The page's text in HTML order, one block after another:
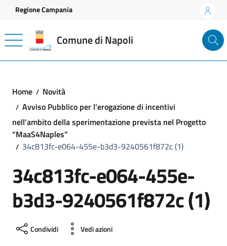
Vai ai contenuti
Vai al footer
Regione Campania
Comune di Napoli
Home
Novità
Avviso Pubblico per l’erogazione di incentivi
nell’ambito della sperimentazione prevista nel Progetto
“MaaS4Naples”
34c813fc-e064-455e-b3d3-9240561f872c (1)
34c813fc-e064-455e-
b3d3-9240561f872c (1)
Condividi Vedi azioni